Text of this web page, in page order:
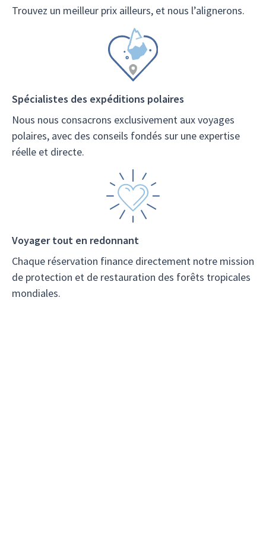
Trouvez un meilleur prix ailleurs, et nous l’alignerons.
Spécialistes des expéditions polaires
Nous nous consacrons exclusivement aux voyages
polaires, avec des conseils fondés sur une expertise
réelle et directe.
Voyager tout en redonnant
Chaque réservation finance directement notre mission
de protection et de restauration des forêts tropicales
mondiales.